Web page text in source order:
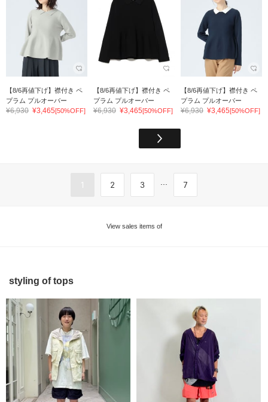
【8/6再値下げ】襟付き ペ
プラム プルオーバー
¥6,930 ¥3,465[50%OFF]
【8/6再値下げ】襟付き ペ
プラム プルオーバー
¥6,930 ¥3,465[50%OFF]
【8/6再値下げ】襟付き ペ
プラム プルオーバー
¥6,930 ¥3,465[50%OFF]
1 2 3 ... 7
View sales items of
styling of tops